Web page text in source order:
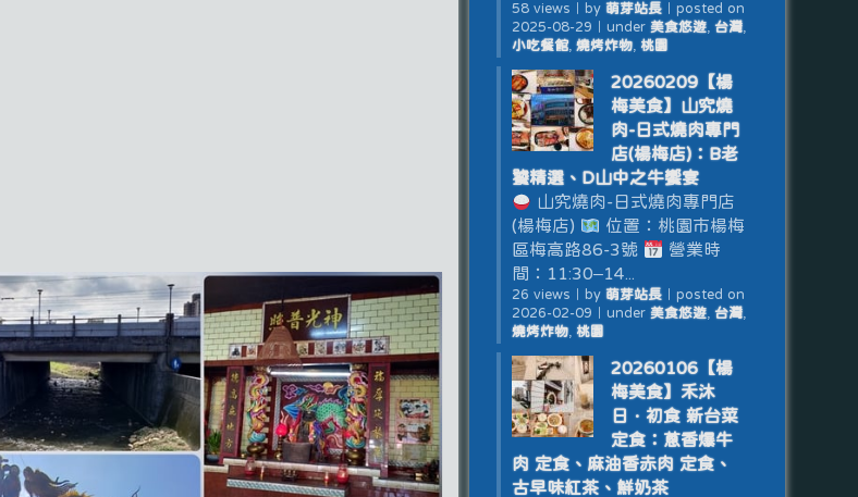
58 views by 萌芽站長｜ posted on
2025-08-29
under 美食悠遊, 台灣,
小吃餐館, 燒烤炸物, 桃園
20260209【楊
梅美食】山究燒
肉-日式燒肉專門
店(楊梅店)：B老
饕精選、D山中之牛饗宴
山究燒肉-日式燒肉專門店
(楊梅店)
位置：桃園市楊梅
區梅高路86-3號
營業時
間：11:30–14...
26 views by 萌芽站長｜ posted on
2026-02-09
under 美食悠遊, 台灣,
燒烤炸物, 桃園
20260106【楊
梅美食】禾沐
日．初食 新台菜
定食：蔥香爆牛
肉 定食、麻油香赤肉 定食、
古早味紅茶、鮮奶茶